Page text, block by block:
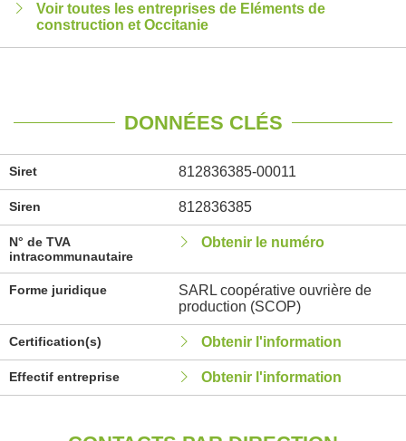
Voir toutes les entreprises de Eléments de
construction et Occitanie
DONNÉES CLÉS
Siret 812836385-00011
Siren 812836385
N° de TVA
intracommunautaire
Obtenir le numéro
Forme juridique
SARL coopérative ouvrière de
production (SCOP)
Certification(s) Obtenir l'information
Effectif entreprise Obtenir l'information